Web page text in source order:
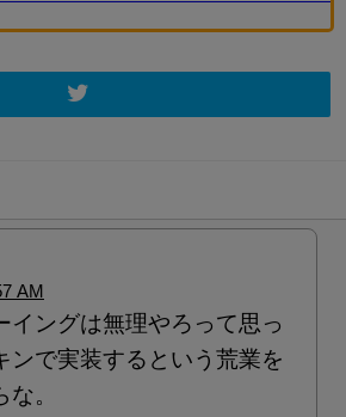
AM
イングは無理やろって思っ
ンで実装するという荒業を
。